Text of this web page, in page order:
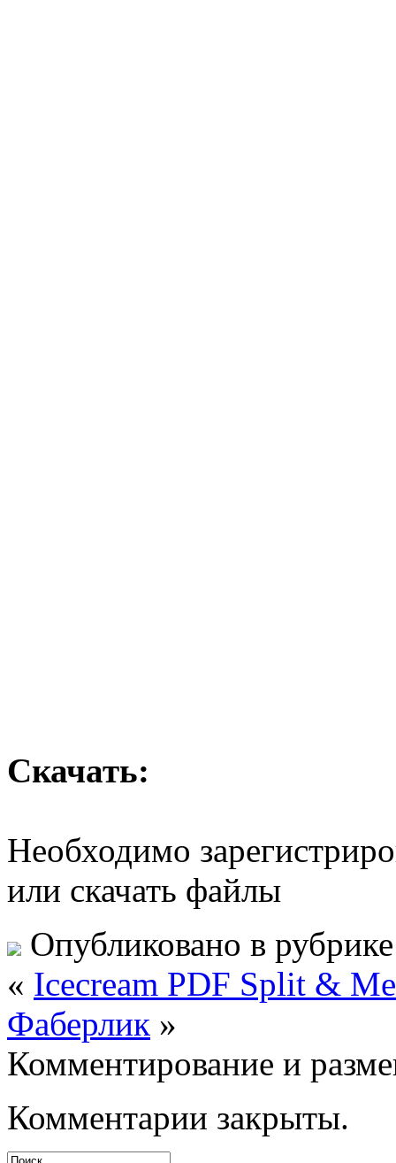
Скачать:
Необходимо
или скачать файлы
Опубликовано в
« Icecream PDF Split &
Фаберлик »
Комментирование и
Комментарии закрыты.